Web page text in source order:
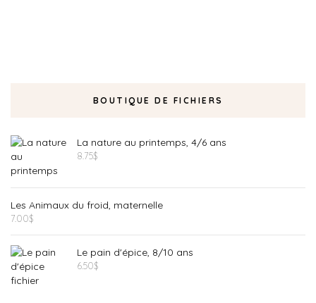
BOUTIQUE DE FICHIERS
La nature au printemps, 4/6 ans
8.75$
Les Animaux du froid, maternelle
7.00$
Le pain d'épice, 8/10 ans
6.50$